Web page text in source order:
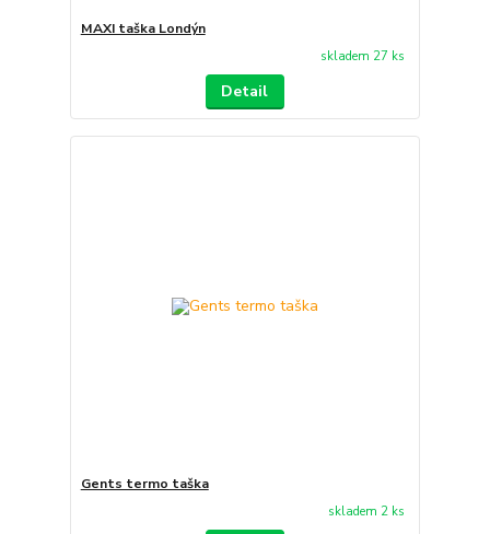
MAXI taška Londýn
skladem 27 ks
Detail
Gents termo taška
skladem 2 ks